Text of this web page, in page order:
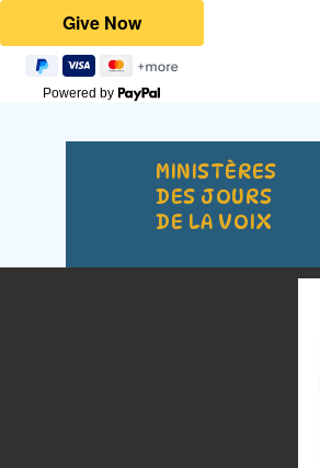
Powered by
MINISTÈRES
DES JOURS
DE LA VOIX